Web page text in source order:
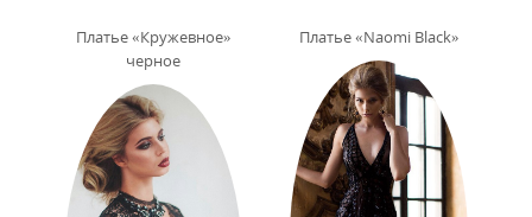
Платье «Кружевное»
черное
Платье «Naomi Black»